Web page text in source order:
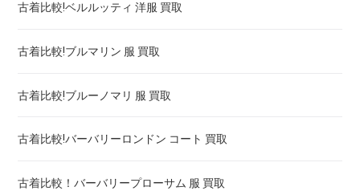
カリブル ドゥ カルティエ 買取価格 ! 高く売るには
古着比較!ベルルッティ 洋服 買取
古着比較!ブルマリン 服 買取
古着比較!ブルーノマリ 服 買取
古着比較!バーバリーロンドン コート 買取
古着比較！バーバリープローサム 服 買取